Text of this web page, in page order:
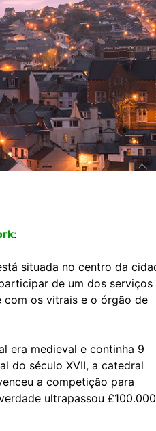
:
situada no centro da
de um dos serviços
com os vitrais e o órgão de
era medieval e continha 9
do século XVII, a catedral
a competição para
ultrapassou